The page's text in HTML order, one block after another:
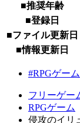
■推奨年齢
■登録日
■ファイル更新日
■情報更新日
#RPGゲーム
フリーゲー
RPGゲーム
侵攻のイリ